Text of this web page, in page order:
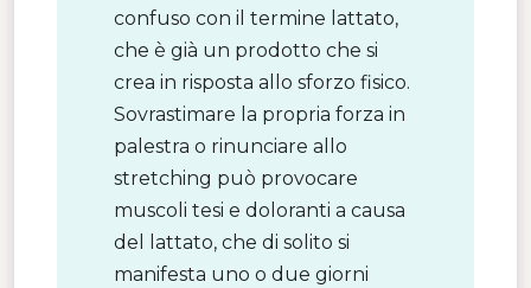
confuso con il termine lattato,
che è già un prodotto che si
crea in risposta allo sforzo fisico.
Sovrastimare la propria forza in
palestra o rinunciare allo
stretching può provocare
muscoli tesi e doloranti a causa
del lattato, che di solito si
manifesta uno o due giorni